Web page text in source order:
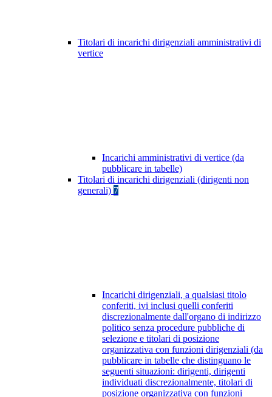
Titolari di incarichi dirigenziali amministrativi di
vertice
Incarichi amministrativi di vertice (da
pubblicare in tabelle)
Titolari di incarichi dirigenziali (dirigenti non
generali) 7
Incarichi dirigenziali, a qualsiasi titolo
conferiti, ivi inclusi quelli conferiti
discrezionalmente dall'organo di indirizzo
politico senza procedure pubbliche di
selezione e titolari di posizione
organizzativa con funzioni dirigenziali (da
pubblicare in tabelle che distinguano le
seguenti situazioni: dirigenti, dirigenti
individuati discrezionalmente, titolari di
posizione organizzativa con funzioni